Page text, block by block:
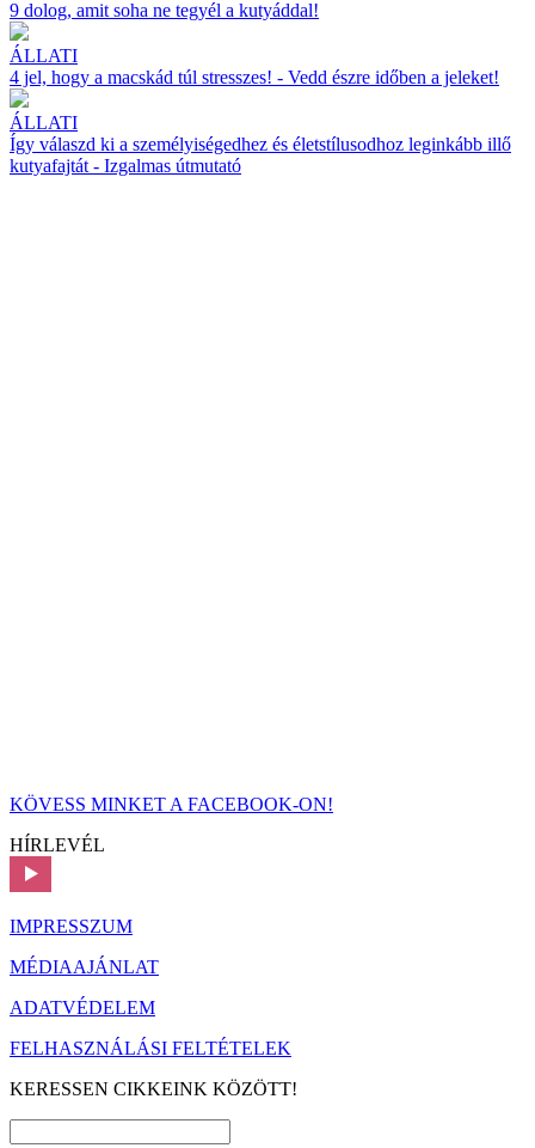
9 dolog, amit soha ne tegyél a kutyáddal!
ÁLLATI
4 jel, hogy a macskád túl stresszes! - Vedd észre időben a jeleket!
ÁLLATI
Így válaszd ki a személyiségedhez és életstílusodhoz leginkább illő
kutyafajtát - Izgalmas útmutató
KÖVESS MINKET A FACEBOOK-ON!
HÍRLEVÉL
IMPRESSZUM
MÉDIAAJÁNLAT
ADATVÉDELEM
FELHASZNÁLÁSI FELTÉTELEK
KERESSEN CIKKEINK KÖZÖTT!